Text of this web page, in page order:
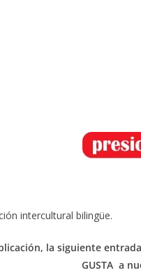
intercultural bilingüe.
la siguiente
GUSTA a